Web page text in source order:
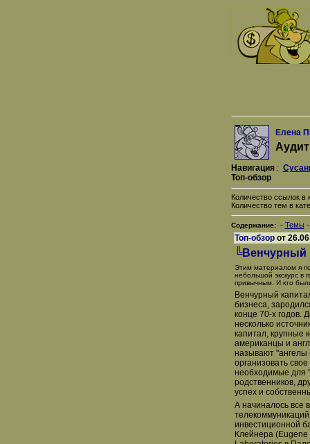
Елена
Навигация:
Топ-обзор
Количество ссылок в
Количество тем в
Содержание: - Темы -
Топ-обзор от
╚Венчурный
Этим материалом я
небольшой экскурс в
привычным. И кто
Венчурный
бизнеса,
конце 70-х годов.
несколько
капитал, крупные
американцы и
называют
организовать
необходимые для
родственников,
успех и
А начиналось все
инвестиционной
Клейнера